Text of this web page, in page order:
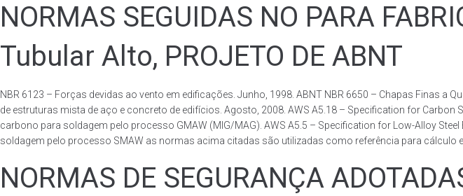
NORMAS SEGUIDAS NO PARA
Tubular Alto, PROJETO DE ABNT
NBR 6123 – Forças devidas ao vento em edificações. Junho, 1998. ABNT NBR 6650 – Chapas Finas a
de estruturas mista de aço e concreto de edifícios. Agosto, 2008. AWS A5.18 – Specification for
carbono para soldagem pelo processo GMAW (MIG/MAG). AWS A5.5 – Specification for Low-Alloy
soldagem pelo processo SMAW as normas acima citadas são utilizadas como referência para cálculo
NORMAS DE SEGURANÇA